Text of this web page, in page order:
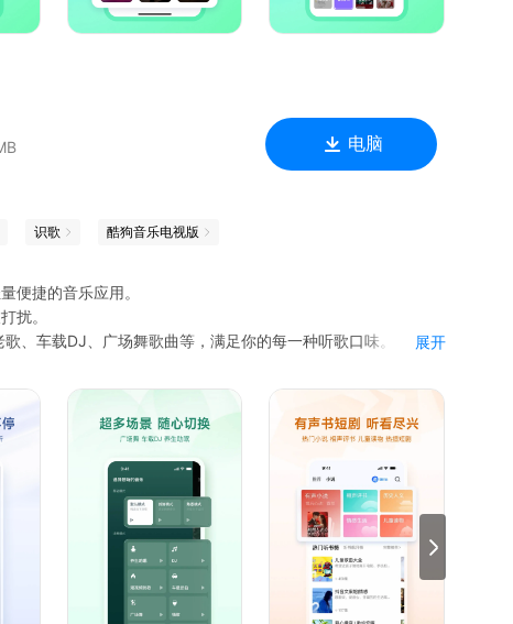
电脑
识歌 酷狗音乐电视版
便捷的音乐应用。
扰。
、车载DJ、广场舞歌曲等，满足你的每一种听歌口味。
样听歌——下滑即切，发现好歌从未如此简单过瘾。
听歌还能有收入。
展开